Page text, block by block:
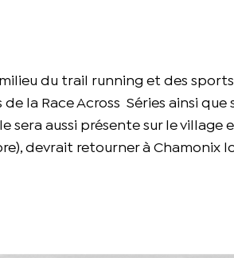
du trail running et des
la Race Across
Séries ainsi que
sera aussi présente sur le village
devrait retourner à Chamonix